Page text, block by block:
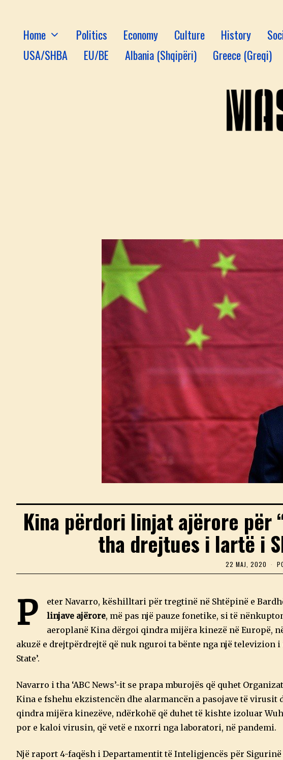
Home Politics Economy Culture History
USA/SHBA
EU/BE Albania (Shqipëri) Greece (Greqi)
Kina përdori linjat ajërore për
tha drejtues i lartë i
22 MAJ, 2020
3
,
2
0
2
P eter Navarro, këshilltari për tregtinë në Shtëpinë e
linjave ajërore, më pas një pauze fonetike, si të
aeroplanë Kina dërgoi qindra mijëra kinezë në Europë,
akuzë e drejtpërdrejtë që nuk nguroi ta bënte nga një televizion
State’.
Navarro i tha ‘ABC News’-it se prapa mburojës që quhet
Kina e fshehu ekzistencën dhe alarmancën a pasojave të virusit
qindra mijëra kinezëve, ndërkohë që duhet të kishte izoluar
por e kaloi virusin, që vetë e nxorri nga laboratori, në pandemi.
Një raport 4-faqësh i Departamentit të Inteligjencës për Sigurinë